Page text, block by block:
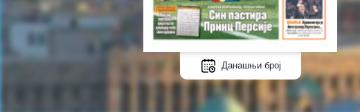
Данашњи број